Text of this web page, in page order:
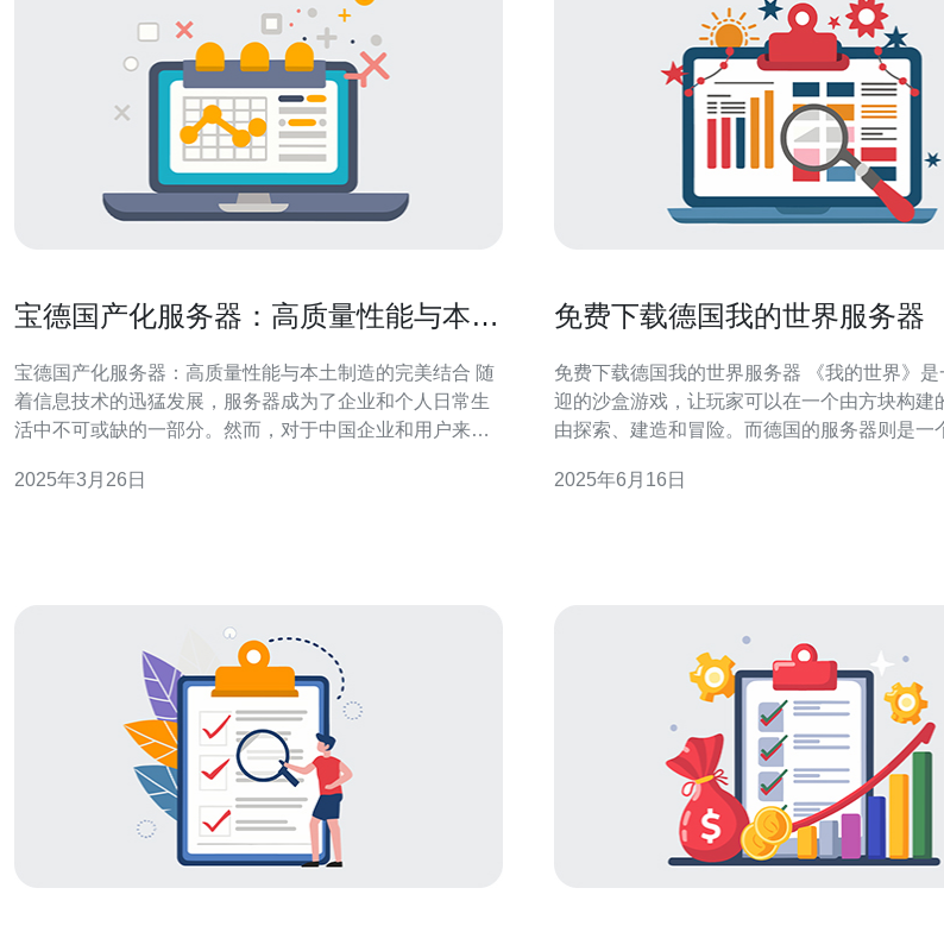
宝德国产化服务器：高质量性能与本土
宝德国产化服务器：高质量性能与本土制造的完美结合 随
着信息技术的迅猛发展，服务器成为了企业和个人日常生
活中不可或缺的一部分。然而，对于中国企业和用户来
服务器成为了一个热门的选择。宝德国产化服务器以其高
2025年3月26日
免费下载德国我的世界服务器
免费下载德国我的世界服务器 《我的世界》是一款备受欢
迎的沙盒游戏，让玩家可以在一个由方块构建
由探索、建造和冒险。而德国的服务器则是一
国玩家一起畅玩《我的世界》，体验更加顺畅
2025年6月16日